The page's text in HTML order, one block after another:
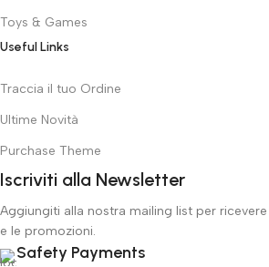
Toys & Games
Useful Links
Traccia il tuo Ordine
Ultime Novità
Purchase Theme
Iscriviti alla Newsletter
Aggiungiti alla nostra mailing list per
e le promozioni.
Safety Payments